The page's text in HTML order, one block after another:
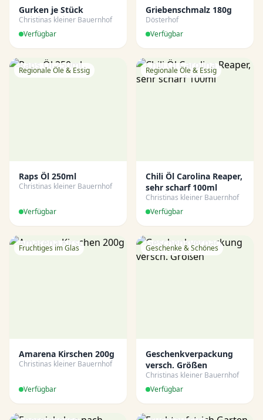
Gurken je Stück
Christinas kleiner Bauernhof
Verfügbar
Griebenschmalz 180g
Dösterhof
Verfügbar
Regionale Öle & Essig
Raps Öl 250ml
Christinas kleiner Bauernhof
Verfügbar
Regionale Öle & Essig
Chili Öl Carolina Reaper,
sehr scharf 100ml
Christinas kleiner Bauernhof
Verfügbar
Fruchtiges im Glas
Amarena Kirschen 200g
Christinas kleiner Bauernhof
Verfügbar
Geschenke & Schönes
Geschenkverpackung
versch. Größen
Christinas kleiner Bauernhof
Verfügbar